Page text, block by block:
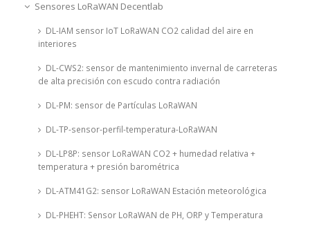
Sensores LoRaWAN Decentlab
DL-IAM sensor IoT LoRaWAN CO2 calidad del aire en
interiores
DL-CWS2: sensor de mantenimiento invernal de carreteras
de alta precisión con escudo contra radiación
DL-PM: sensor de Partículas LoRaWAN
DL-TP-sensor-perfil-temperatura-LoRaWAN
DL-LP8P: sensor LoRaWAN CO2 + humedad relativa +
temperatura + presión barométrica
DL-ATM41G2: sensor LoRaWAN Estación meteorológica
DL-PHEHT: Sensor LoRaWAN de PH, ORP y Temperatura